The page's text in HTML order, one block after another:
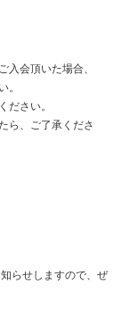
会頂いた場合、
さい。
、ご了承くださ
らせしますので、ぜ